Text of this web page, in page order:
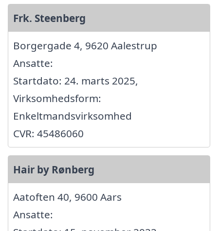
Frk. Steenberg
Borgergade 4, 9620 Aalestrup
Ansatte:
Startdato: 24. marts 2025,
Virksomhedsform:
Enkeltmandsvirksomhed
CVR: 45486060
Hair by Rønberg
Aatoften 40, 9600 Aars
Ansatte: